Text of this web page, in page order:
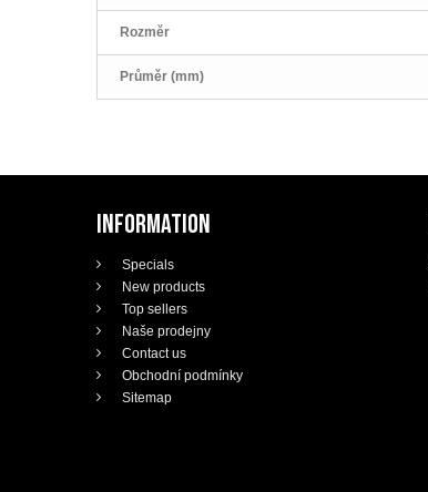
Rozměr
Průměr (mm)
INFORMATION
Specials
New products
Top sellers
Naše prodejny
Contact us
Obchodní podmínky
Sitemap